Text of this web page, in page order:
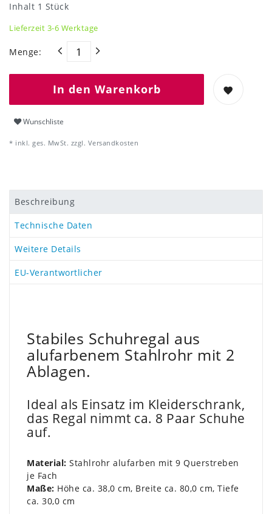
Inhalt 1 Stück
Lieferzeit 3-6 Werktage
Menge:
In den Warenkorb
Wunschliste
* inkl. ges. MwSt. zzgl. Versandkosten
Beschreibung
Technische Daten
Weitere Details
EU-Verantwortlicher
Stabiles Schuhregal aus
alufarbenem Stahlrohr mit 2
Ablagen.
Ideal als Einsatz im Kleiderschrank,
das Regal nimmt ca. 8 Paar Schuhe
auf.
Material: Stahlrohr alufarben mit 9 Querstreben
je Fach
Maße: Höhe ca. 38,0 cm, Breite ca. 80,0 cm, Tiefe
ca. 30,0 cm